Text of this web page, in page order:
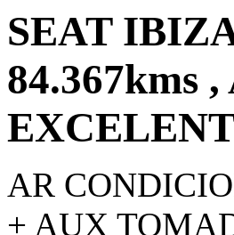
SEAT
84.367kms
AR
+ AUX